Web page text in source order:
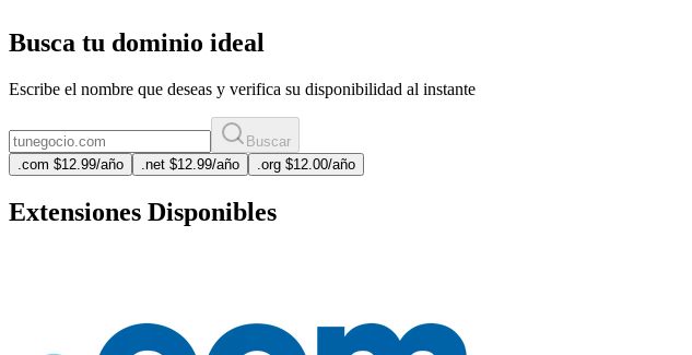
Busca tu dominio ideal
Escribe el nombre que deseas y verifica su disponibilidad al instante
Buscar
.com $12.99/año .net $12.99/año .org $12.00/año
Extensiones Disponibles